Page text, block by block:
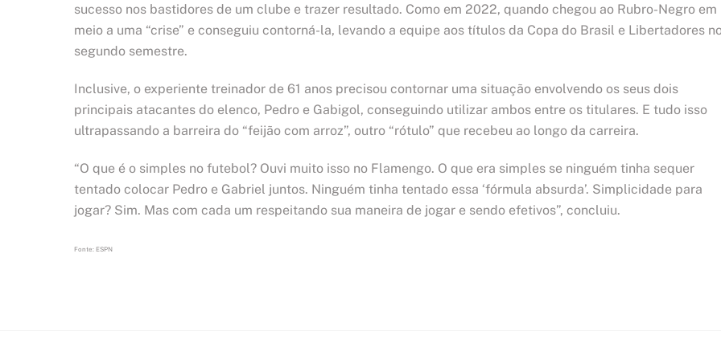
sucesso nos bastidores de um clube e trazer resultado. Como em 2022, quando chegou ao Rubro-Negro em
meio a uma “crise” e conseguiu contorná-la, levando a equipe aos títulos da Copa do Brasil e Libertadores
segundo semestre.
Inclusive, o experiente treinador de 61 anos precisou contornar uma situação envolvendo os seus dois
principais atacantes do elenco, Pedro e Gabigol, conseguindo utilizar ambos entre os titulares. E tudo isso
ultrapassando a barreira do “feijão com arroz”, outro “rótulo” que recebeu ao longo da carreira.
“O que é o simples no futebol? Ouvi muito isso no Flamengo. O que era simples se ninguém tinha sequer
tentado colocar Pedro e Gabriel juntos. Ninguém tinha tentado essa ‘fórmula absurda’. Simplicidade para
jogar? Sim. Mas com cada um respeitando sua maneira de jogar e sendo efetivos”, concluiu.
Fonte: ESPN